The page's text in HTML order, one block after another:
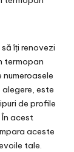
îți renovezi
termopan
este
de profile
acest
aceste
tale.